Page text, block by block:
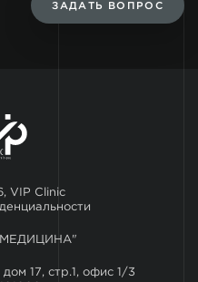
ЗАДАТЬ ВОПРОС
VIP Clinic
17, стр.1, офис 1/3